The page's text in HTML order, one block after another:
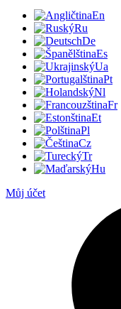
En
Ru
De
Es
Ua
Pt
Nl
Fr
Et
Pl
Cz
Tr
Hu
Můj účet